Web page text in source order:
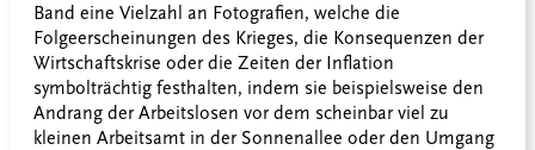
Band eine Vielzahl an Fotografien, welche die
Folgeerscheinungen des Krieges, die Konsequenzen der
Wirtschaftskrise oder die Zeiten der Inflation
symbolträchtig festhalten, indem sie beispielsweise den
Andrang der Arbeitslosen vor dem scheinbar viel zu
kleinen Arbeitsamt in der Sonnenallee oder den Umgang